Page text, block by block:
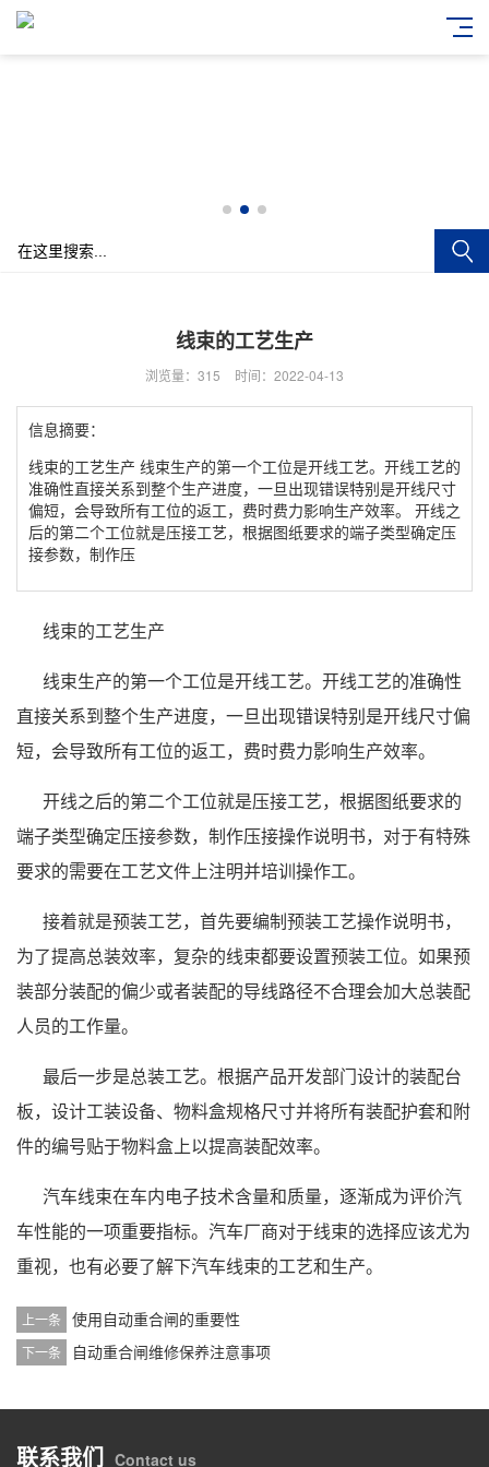
线束的工艺生产
浏览量：315 时间：2022-04-13
信息摘要：
线束的工艺生产 线束生产的第一个工位是开线工艺。开线工艺的
准确性直接关系到整个生产进度，一旦出现错误特别是开线尺寸
偏短，会导致所有工位的返工，费时费力影响生产效率。 开线之
后的第二个工位就是压接工艺，根据图纸要求的端子类型确定压
接参数，制作压
线束的工艺生产
线束生产的第一个工位是开线工艺。开线工艺的准确性
直接关系到整个生产进度，一旦出现错误特别是开线尺寸偏
短，会导致所有工位的返工，费时费力影响生产效率。
开线之后的第二个工位就是压接工艺，根据图纸要求的
端子类型确定压接参数，制作压接操作说明书，对于有特殊
要求的需要在工艺文件上注明并培训操作工。
接着就是预装工艺，首先要编制预装工艺操作说明书，
为了提高总装效率，复杂的线束都要设置预装工位。如果预
装部分装配的偏少或者装配的导线路径不合理会加大总装配
人员的工作量。
最后一步是总装工艺。根据产品开发部门设计的装配台
板，设计工装设备、物料盒规格尺寸并将所有装配护套和附
件的编号贴于物料盒上以提高装配效率。
汽车线束在车内电子技术含量和质量，逐渐成为评价汽
车性能的一项重要指标。汽车厂商对于线束的选择应该尤为
重视，也有必要了解下汽车线束的工艺和生产。
上一条 使用自动重合闸的重要性
下一条 自动重合闸维修保养注意事项
联系我们 Contact us